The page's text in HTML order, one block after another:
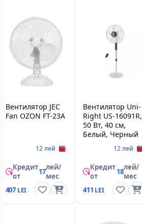
Вентилятор JEC
Fan OZON FT-23A
12 лей
Кредит
от
17лей/
мес
407
Вентилятор Uni-
Right US-16091R,
50 Вт, 40 см,
Белый, Черный
12 лей
Кредит
от
18лей/
мес
411